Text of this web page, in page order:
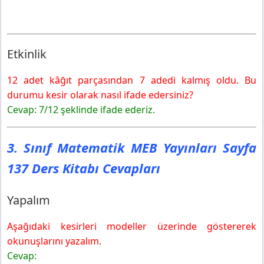
Etkinlik
12 adet kâğıt parçasından 7 adedi kalmış oldu. Bu
durumu kesir olarak nasıl ifade edersiniz?
Cevap: 7/12 şeklinde ifade ederiz.
3. Sınıf Matematik MEB Yayınları Sayfa
137 Ders Kitabı Cevapları
Yapalım
Aşağıdaki kesirleri modeller üzerinde göstererek
okunuşlarını yazalım.
Cevap: